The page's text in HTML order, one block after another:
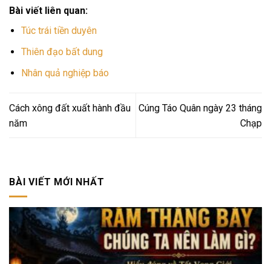
Bài viết liên quan:
Túc trái tiền duyên
Thiên đạo bất dung
Nhân quả nghiệp báo
Cách xông đất xuất hành đầu
năm
Cúng Táo Quân ngày 23 tháng
Chạp
BÀI VIẾT MỚI NHẤT